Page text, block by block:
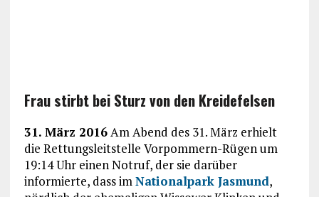
Frau stirbt bei Sturz von den Kreidefelsen
31. März 2016Am Abend des 31. März erhielt
die Rettungsleitstelle Vorpommern-Rügen um
19:14 Uhr einen Notruf, der sie darüber
informierte, dass imNationalpark Jasmund,